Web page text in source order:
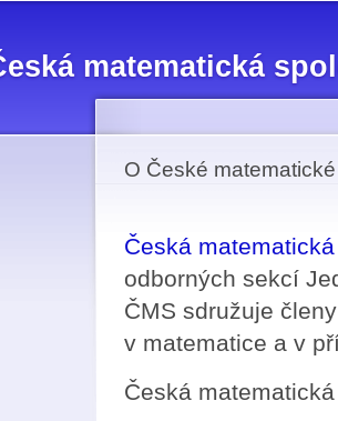
matematická
O České
Česká
odborných sekcí
ČMS sdružuje
v matematice a v
Česká